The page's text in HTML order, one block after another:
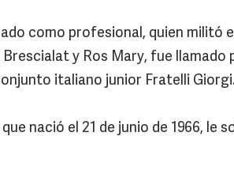
como profesional, quien militó
Brescialat y Ros Mary, fue
italiano junior Fratelli
nació el 21 de junio de 1966, le